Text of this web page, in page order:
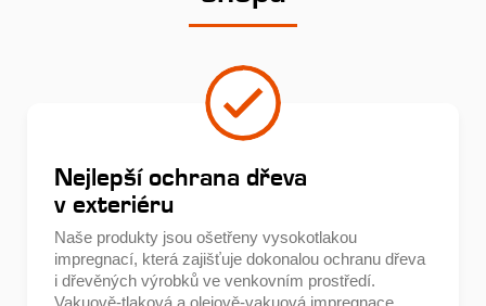
Nejlepší ochrana dřeva
v exteriéru
Naše produkty jsou ošetřeny vysokotlakou
impregnací, která zajišťuje dokonalou ochranu dřeva
i dřevěných výrobků ve venkovním prostředí.
Vakuově-tlaková a olejově-vakuová impregnace